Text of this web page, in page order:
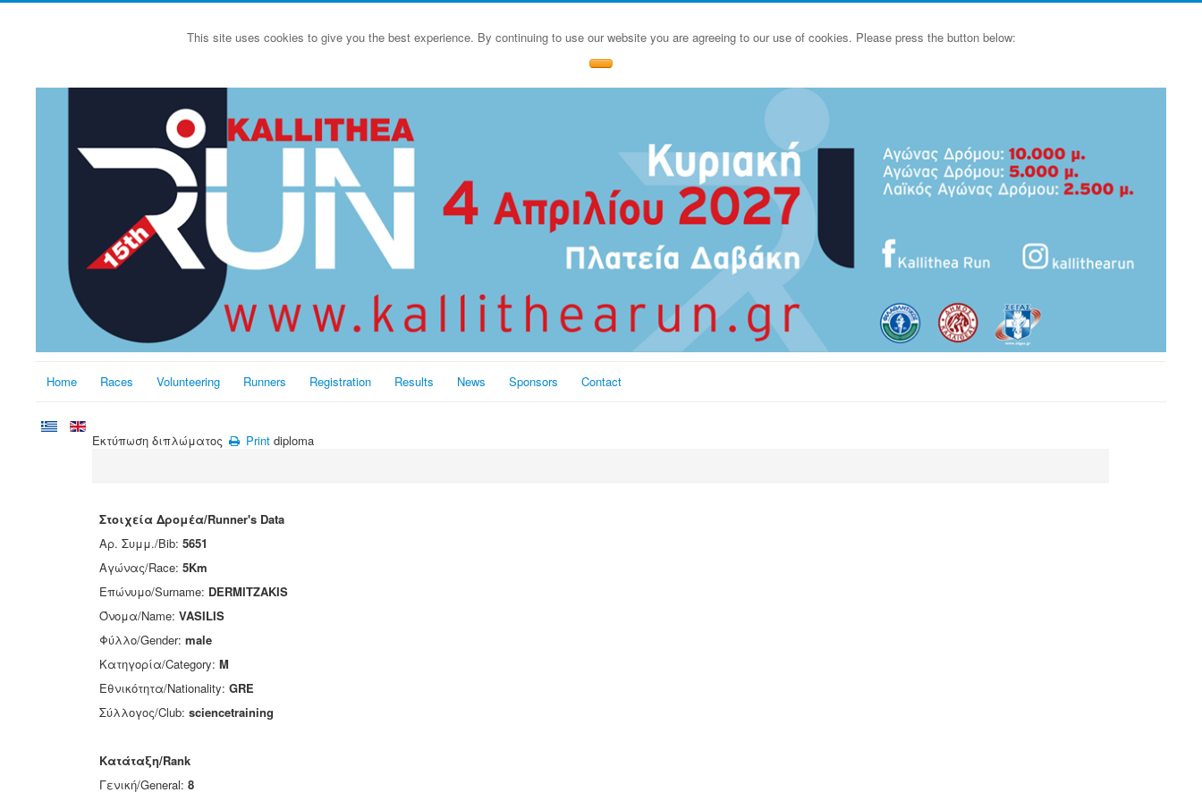
This site uses cookies to give you the best experience. By continuing to use our website you are agreeing to our use of cookies. Please press the button below:
Home Races Volunteering Runners Registration Results News Sponsors Contact
Εκτύπωση διπλώματος Print diploma
Στοιχεία Δρομέα/Runner's Data
Αρ. Συμμ./Bib:5651
Αγώνας/Race:5Km
Επώνυμο/Surname: DERMITZAKIS
Όνομα/Name:VASILIS
Φύλλο/Gender:male
Κατηγορία/Category:M
Εθνικότητα/Nationality:GRE
Σύλλογος/Club:sciencetraining
Κατάταξη/Rank
Γενική/General:8